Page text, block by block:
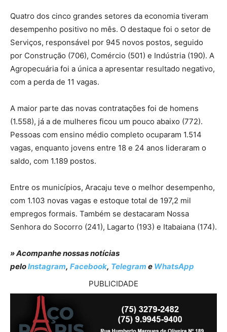
Quatro dos cinco grandes setores da economia tiveram
desempenho positivo no mês. O destaque foi o setor de
Serviços, responsável por 945 novos postos, seguido
por Construção (706), Comércio (501) e Indústria (190). A
Agropecuária foi a única a apresentar resultado negativo,
com a perda de 11 vagas.
A maior parte das novas contratações foi de homens
(1.558), já a de mulheres ficou um pouco abaixo (772).
Pessoas com ensino médio completo ocuparam 1.514
vagas, enquanto jovens entre 18 e 24 anos lideraram o
saldo, com 1.189 postos.
Entre os municípios, Aracaju teve o melhor desempenho,
com 1.103 novas vagas e estoque total de 197,2 mil
empregos formais. Também se destacaram Nossa
Senhora do Socorro (241), Lagarto (193) e Itabaiana (174).
» Acompanhe nossas notícias
peloInstagram, Facebook, Telegram e WhatsApp
PUBLICIDADE